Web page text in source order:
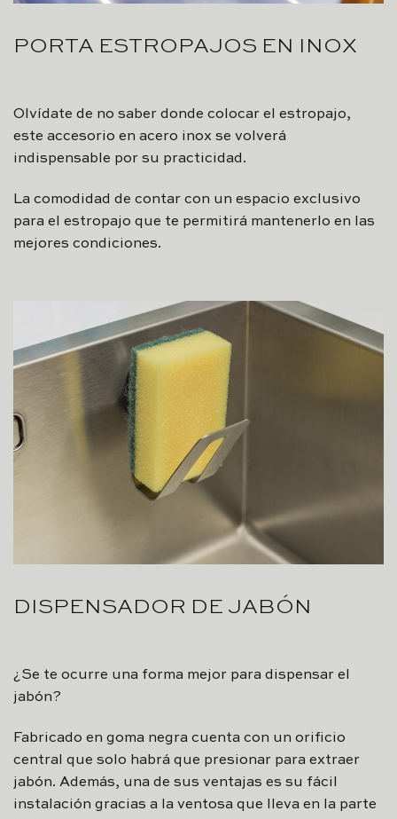
PORTA ESTROPAJOS EN INOX
Olvídate de no saber donde colocar el estropajo,
este accesorio en acero inox se volverá
indispensable por su practicidad.
La comodidad de contar con un espacio exclusivo
para el estropajo que te permitirá mantenerlo en las
mejores condiciones.
DISPENSADOR DE JABÓN
¿Se te ocurre una forma mejor para dispensar el
jabón?
Fabricado en goma negra cuenta con un orificio
central que solo habrá que presionar para extraer
jabón. Además, una de sus ventajas es su fácil
instalación gracias a la ventosa que lleva en la parte